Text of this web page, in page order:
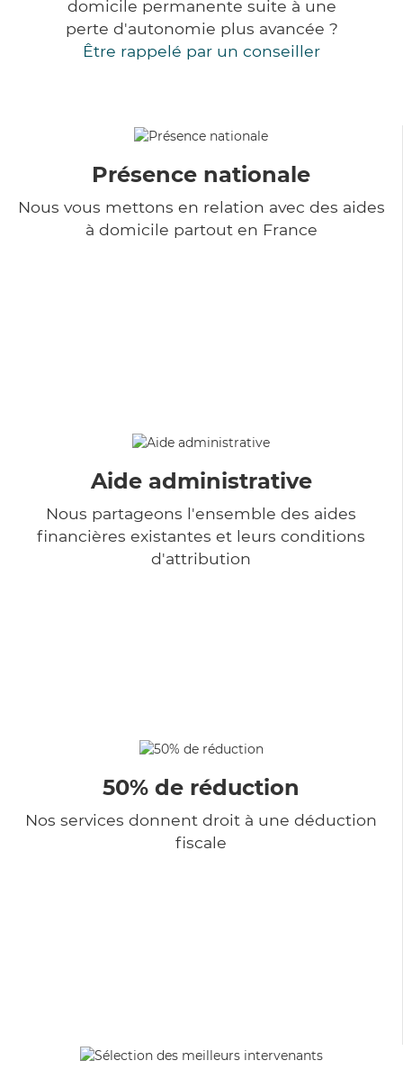
domicile permanente suite à une
perte d'autonomie plus avancée ?
Être rappelé par un conseiller
Présence nationale
Nous vous mettons en relation avec des aides
à domicile partout en France
Aide administrative
Nous partageons l'ensemble des aides
financières existantes et leurs conditions
d'attribution
50% de réduction
Nos services donnent droit à une déduction
fiscale